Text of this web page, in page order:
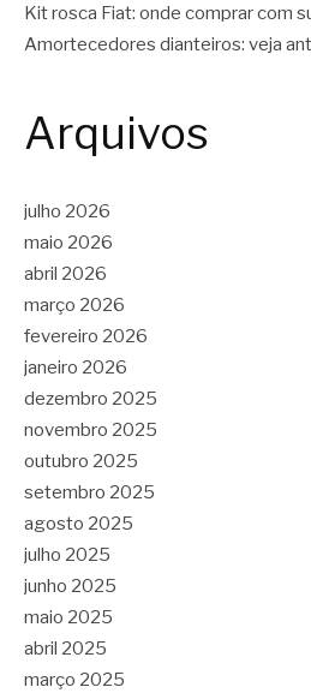
Kit rosca Fiat: onde comprar com
Amortecedores dianteiros: veja
Arquivos
julho 2026
maio 2026
abril 2026
março 2026
fevereiro 2026
janeiro 2026
dezembro 2025
novembro 2025
outubro 2025
setembro 2025
agosto 2025
julho 2025
junho 2025
maio 2025
abril 2025
março 2025